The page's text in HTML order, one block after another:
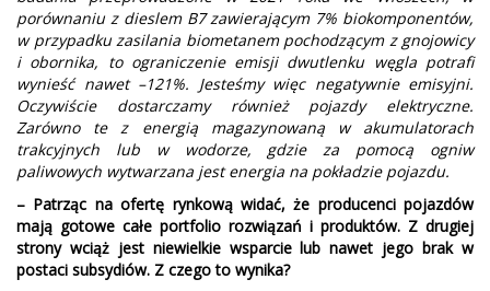
porównaniu z dieslem B7 zawierającym 7% biokomponentów,
w przypadku zasilania biometanem pochodzącym z gnojowicy
i obornika, to ograniczenie emisji dwutlenku węgla potrafi
wynieść nawet –121%. Jesteśmy więc negatywnie emisyjni.
Oczywiście dostarczamy również pojazdy elektryczne.
Zarówno te z energią magazynowaną w akumulatorach
trakcyjnych lub w wodorze, gdzie za pomocą ogniw
paliwowych wytwarzana jest energia na pokładzie pojazdu.
– Patrząc na ofertę rynkową widać, że producenci pojazdów
mają gotowe całe portfolio rozwiązań i produktów. Z drugiej
strony wciąż jest niewielkie wsparcie lub nawet jego brak w
postaci subsydiów. Z czego to wynika?